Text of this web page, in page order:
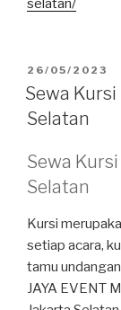
selatan/
DIPOSKAN
PADA
26/05/2023
Sewa
Selatan
Sewa
Selatan
Kursi
setiap acara,
tamu
JAYA EVENT